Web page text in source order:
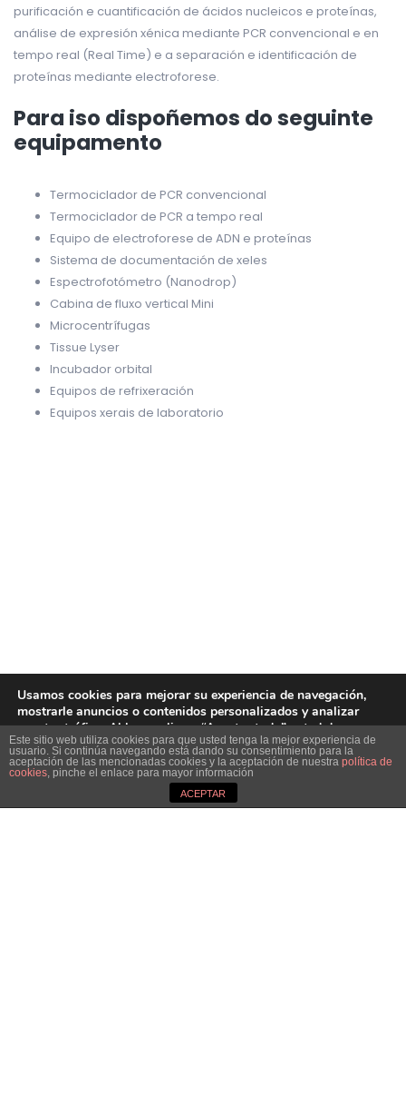
purificación e cuantificación de ácidos nucleicos e proteínas,
análise de expresión xénica mediante PCR convencional e en
tempo real (Real Time) e a separación e identificación de
proteínas mediante electroforese.
Para iso dispoñemos do seguinte
equipamento
Termociclador de PCR convencional
Termociclador de PCR a tempo real
Equipo de electroforese de ADN e proteínas
Sistema de documentación de xeles
Espectrofotómetro (Nanodrop)
Cabina de fluxo vertical Mini
Microcentrífugas
Tissue Lyser
Incubador orbital
Equipos de refrixeración
Equipos xerais de laboratorio
Este sitio web utiliza cookies para que usted tenga la mejor experiencia de
usuario. Si continúa navegando está dando su consentimiento para la
aceptación de las mencionadas cookies y la aceptación de nuestra política de
cookies, pinche el enlace para mayor información
ACEPTAR
Usamos cookies para mejorar su experiencia de navegación,
mostrarle anuncios o contenidos personalizados y analizar
nuestro tráfico. Al hacer clic en “Aceptar todo” usted da su
consentimiento a nuestro uso de las cookies.
Aceptar Rechazar Ajustes